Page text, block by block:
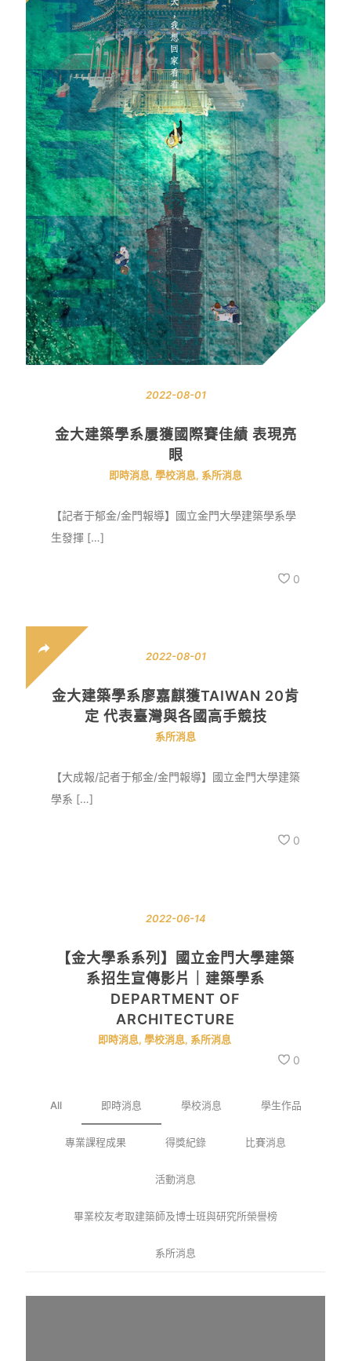
2022-08-01
金大建築學系屢獲國際賽佳績 表現亮
眼
即時消息, 學校消息, 系所消息
【記者于郁金/金門報導】國立金門大學建築學系學
生發揮 […]
0
2022-08-01
金大建築學系廖嘉麒獲TAIWAN 20肯
定 代表臺灣與各國高手競技
系所消息
【大成報/記者于郁金/金門報導】國立金門大學建築
學系 […]
0
2022-06-14
【金大學系系列】國立金門大學建築
系招生宣傳影片｜建築學系
DEPARTMENT OF
ARCHITECTURE
即時消息, 學校消息, 系所消息
0
All 即時消息 學校消息 學生作品
專業課程成果 得獎紀錄 比賽消息
活動消息
畢業校友考取建築師及博士班與研究所榮譽榜
系所消息